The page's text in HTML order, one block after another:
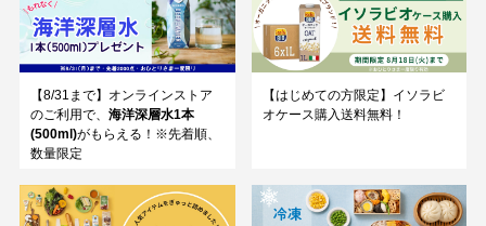
【8/31まで】オンラインストア
のご利用で、 海洋深層水1本
(500ml)がもらえる！※先着順、
数量限定
【はじめての方限定】イソラビ
オケース購入送料無料！